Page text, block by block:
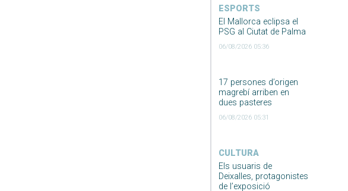
ESPORTS
El Mallorca eclipsa el
PSG al Ciutat de Palma
06/08/2026 05:36
17 persones d’origen
magrebí arriben en
dues pasteres
06/08/2026 05:31
CULTURA
Els usuaris de
Deixalles, protagonistes
de l’exposició